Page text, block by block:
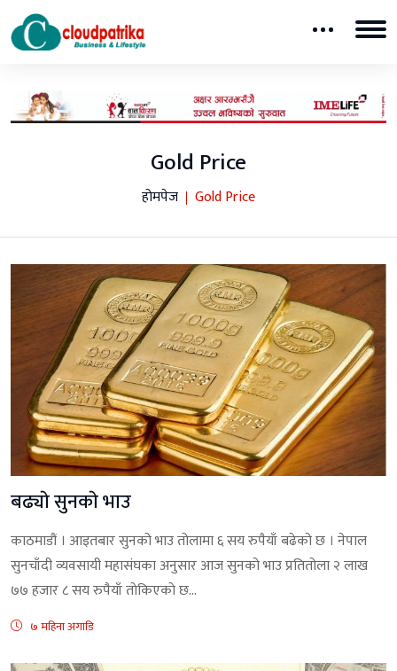
Gold Price
होमपेज Gold Price
बढ्याे सुनकाे भाउ
काठमाडौं । आइतबार सुनको भाउ तोलामा ६ सय रुपैयाँ बढेको छ । नेपाल
सुनचाँदी व्यवसायी महासंघका अनुसार आज सुनको भाउ प्रतितोला २ लाख
७७ हजार ८ सय रुपैयाँ ताेकिएकाे छ...
७ महिना अगाडि